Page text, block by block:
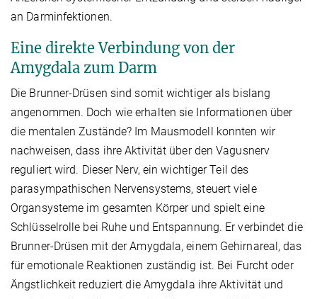
an Darminfektionen.
Eine direkte Verbindung von der
Amygdala zum Darm
Die Brunner-Drüsen sind somit wichtiger als bislang
angenommen. Doch wie erhalten sie Informationen über
die mentalen Zustände? Im Mausmodell konnten wir
nachweisen, dass ihre Aktivität über den Vagusnerv
reguliert wird. Dieser Nerv, ein wichtiger Teil des
parasympathischen Nervensystems, steuert viele
Organsysteme im gesamten Körper und spielt eine
Schlüsselrolle bei Ruhe und Entspannung. Er verbindet die
Brunner-Drüsen mit der Amygdala, einem Gehirnareal, das
für emotionale Reaktionen zuständig ist. Bei Furcht oder
Ängstlichkeit reduziert die Amygdala ihre Aktivität und